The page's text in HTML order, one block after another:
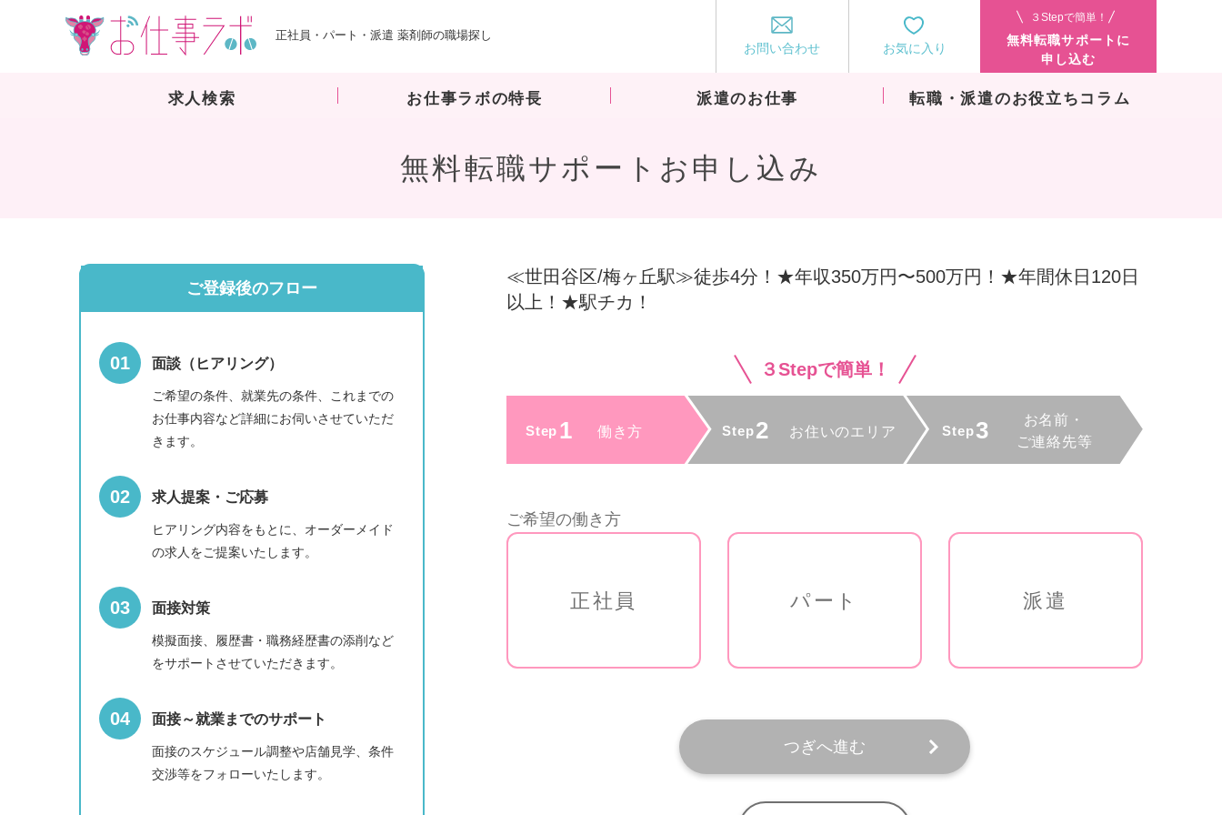
正社員・パート・派遣 薬剤師の職場探し
お問い合わせ お気に入り
３Stepで簡単！
無料転職サポートに
申し込む
求人検索 お仕事ラボの特長 派遣のお仕事 転職・派遣のお役立ちコラム
無料転職サポートお申し込み
≪世田谷区/梅ヶ丘駅≫徒歩4分！★年収350万円〜500万円！★年間休日120日
以上！★駅チカ！
３Stepで簡単！
ご希望の働き方
正社員 パート 派遣
つぎへ進む
ご登録後のフロー
面談（ヒアリング）
ご希望の条件、就業先の条件、これまでの
お仕事内容など詳細にお伺いさせていただ
きます。
求人提案・ご応募
ヒアリング内容をもとに、オーダーメイド
の求人をご提案いたします。
面接対策
模擬面接、履歴書・職務経歴書の添削など
をサポートさせていただきます。
面接～就業までのサポート
面接のスケジュール調整や店舗見学、条件
交渉等をフォローいたします。